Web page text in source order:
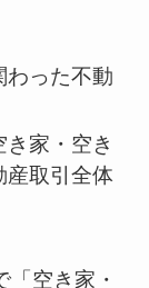
わった不動
家・空き
産取引全体
空き家・